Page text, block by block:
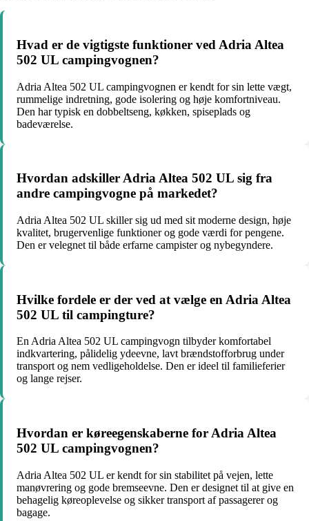
Hvad er de vigtigste funktioner ved Adria Altea
502 UL campingvognen?
Adria Altea 502 UL campingvognen er kendt for sin lette vægt,
rummelige indretning, gode isolering og høje komfortniveau.
Den har typisk en dobbeltseng, køkken, spiseplads og
badeværelse.
Hvordan adskiller Adria Altea 502 UL sig fra
andre campingvogne på markedet?
Adria Altea 502 UL skiller sig ud med sit moderne design, høje
kvalitet, brugervenlige funktioner og gode værdi for pengene.
Den er velegnet til både erfarne campister og nybegyndere.
Hvilke fordele er der ved at vælge en Adria Altea
502 UL til campingture?
En Adria Altea 502 UL campingvogn tilbyder komfortabel
indkvartering, pålidelig ydeevne, lavt brændstofforbrug under
transport og nem vedligeholdelse. Den er ideel til familieferier
og lange rejser.
Hvordan er køreegenskaberne for Adria Altea
502 UL campingvognen?
Adria Altea 502 UL er kendt for sin stabilitet på vejen, lette
manøvrering og gode bremseevne. Den er designet til at give en
behagelig køreoplevelse og sikker transport af passagerer og
bagage.